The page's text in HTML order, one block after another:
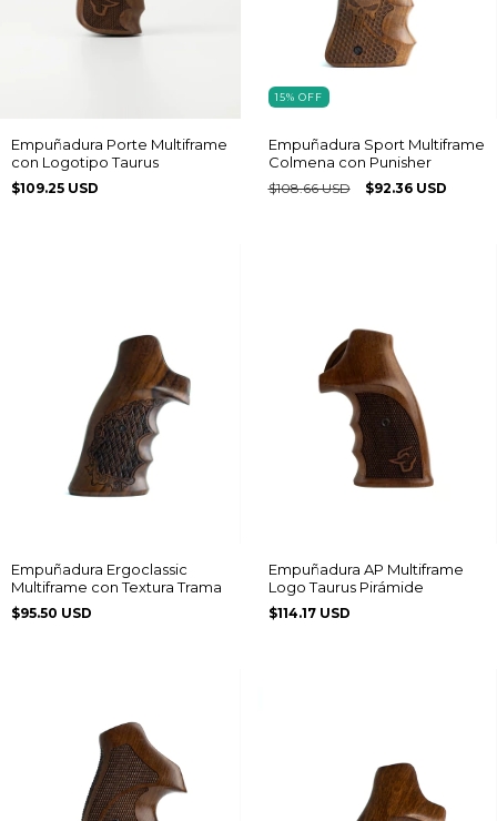
Empuñadura Porte Multiframe
con Logotipo Taurus
$109.25 USD
15% OFF
Empuñadura Sport Multiframe
Colmena con Punisher
$108.66 USD $92.36 USD
Empuñadura Ergoclassic
Multiframe con Textura Trama
$95.50 USD
Empuñadura AP Multiframe
Logo Taurus Pirámide
$114.17 USD